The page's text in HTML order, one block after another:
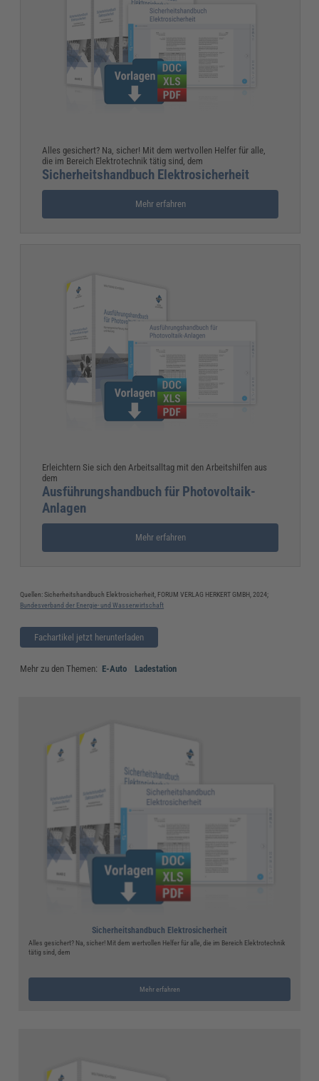
Alles gesichert? Na, sicher! Mit dem wertvollen Helfer für alle,
die im Bereich Elektrotechnik tätig sind, dem
Sicherheitshandbuch Elektrosicherheit
Mehr erfahren
Erleichtern Sie sich den Arbeitsalltag mit den Arbeitshilfen aus
dem
Ausführungshandbuch für Photovoltaik-
Anlagen
Mehr erfahren
Quellen: Sicherheitshandbuch Elektrosicherheit, FORUM VERLAG HERKERT GMBH, 2024;
Bundesverband der Energie- und Wasserwirtschaft
Fachartikel jetzt herunterladen
Mehr zu den Themen: E-Auto Ladestation
Sicherheitshandbuch Elektrosicherheit
Alles gesichert? Na, sicher! Mit dem wertvollen Helfer für alle, die im Bereich Elektrotechnik
tätig sind, dem
Mehr erfahren